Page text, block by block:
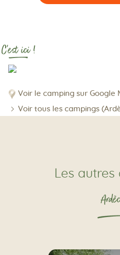
C'est ici !
Voir le camping sur Google
Voir tous les campings
Les autres